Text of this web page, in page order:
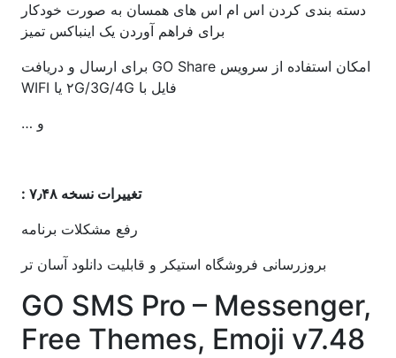
دسته بندی کردن اس ام اس های همسان به صورت خودکار
برای فراهم آوردن یک اینباکس تمیز
امکان استفاده از سرویس GO Share برای ارسال و دریافت
فایل با ۲G/3G/4G یا WIFI
و …
تغییرات نسخه ۷٫۴۸ :
رفع مشکلات برنامه
بروزرسانی فروشگاه استیکر و قابلیت دانلود آسان تر
GO SMS Pro – Messenger,
Free Themes, Emoji v7.48